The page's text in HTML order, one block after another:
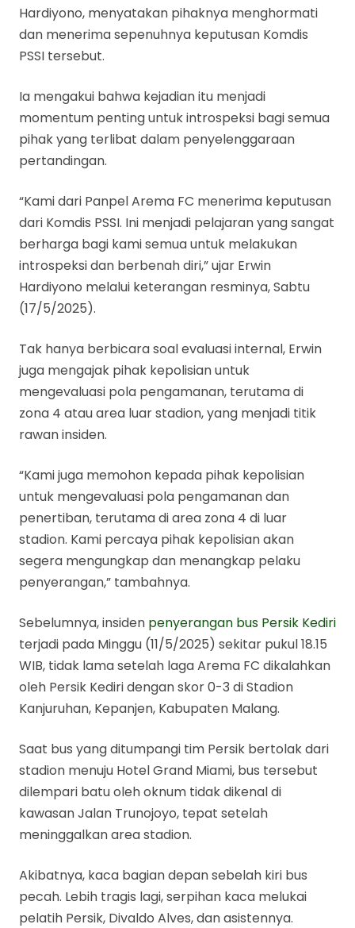
Hardiyono, menyatakan pihaknya menghormati
dan menerima sepenuhnya keputusan Komdis
PSSI tersebut.
Ia mengakui bahwa kejadian itu menjadi
momentum penting untuk introspeksi bagi semua
pihak yang terlibat dalam penyelenggaraan
pertandingan.
“Kami dari Panpel Arema FC menerima keputusan
dari Komdis PSSI. Ini menjadi pelajaran yang sangat
berharga bagi kami semua untuk melakukan
introspeksi dan berbenah diri,” ujar Erwin
Hardiyono melalui keterangan resminya, Sabtu
(17/5/2025).
Tak hanya berbicara soal evaluasi internal, Erwin
juga mengajak pihak kepolisian untuk
mengevaluasi pola pengamanan, terutama di
zona 4 atau area luar stadion, yang menjadi titik
rawan insiden.
“Kami juga memohon kepada pihak kepolisian
untuk mengevaluasi pola pengamanan dan
penertiban, terutama di area zona 4 di luar
stadion. Kami percaya pihak kepolisian akan
segera mengungkap dan menangkap pelaku
penyerangan,” tambahnya.
Sebelumnya, insiden penyerangan bus Persik Kediri
terjadi pada Minggu (11/5/2025) sekitar pukul 18.15
WIB, tidak lama setelah laga Arema FC dikalahkan
oleh Persik Kediri dengan skor 0-3 di Stadion
Kanjuruhan, Kepanjen, Kabupaten Malang.
Saat bus yang ditumpangi tim Persik bertolak dari
stadion menuju Hotel Grand Miami, bus tersebut
dilempari batu oleh oknum tidak dikenal di
kawasan Jalan Trunojoyo, tepat setelah
meninggalkan area stadion.
Akibatnya, kaca bagian depan sebelah kiri bus
pecah. Lebih tragis lagi, serpihan kaca melukai
pelatih Persik, Divaldo Alves, dan asistennya.